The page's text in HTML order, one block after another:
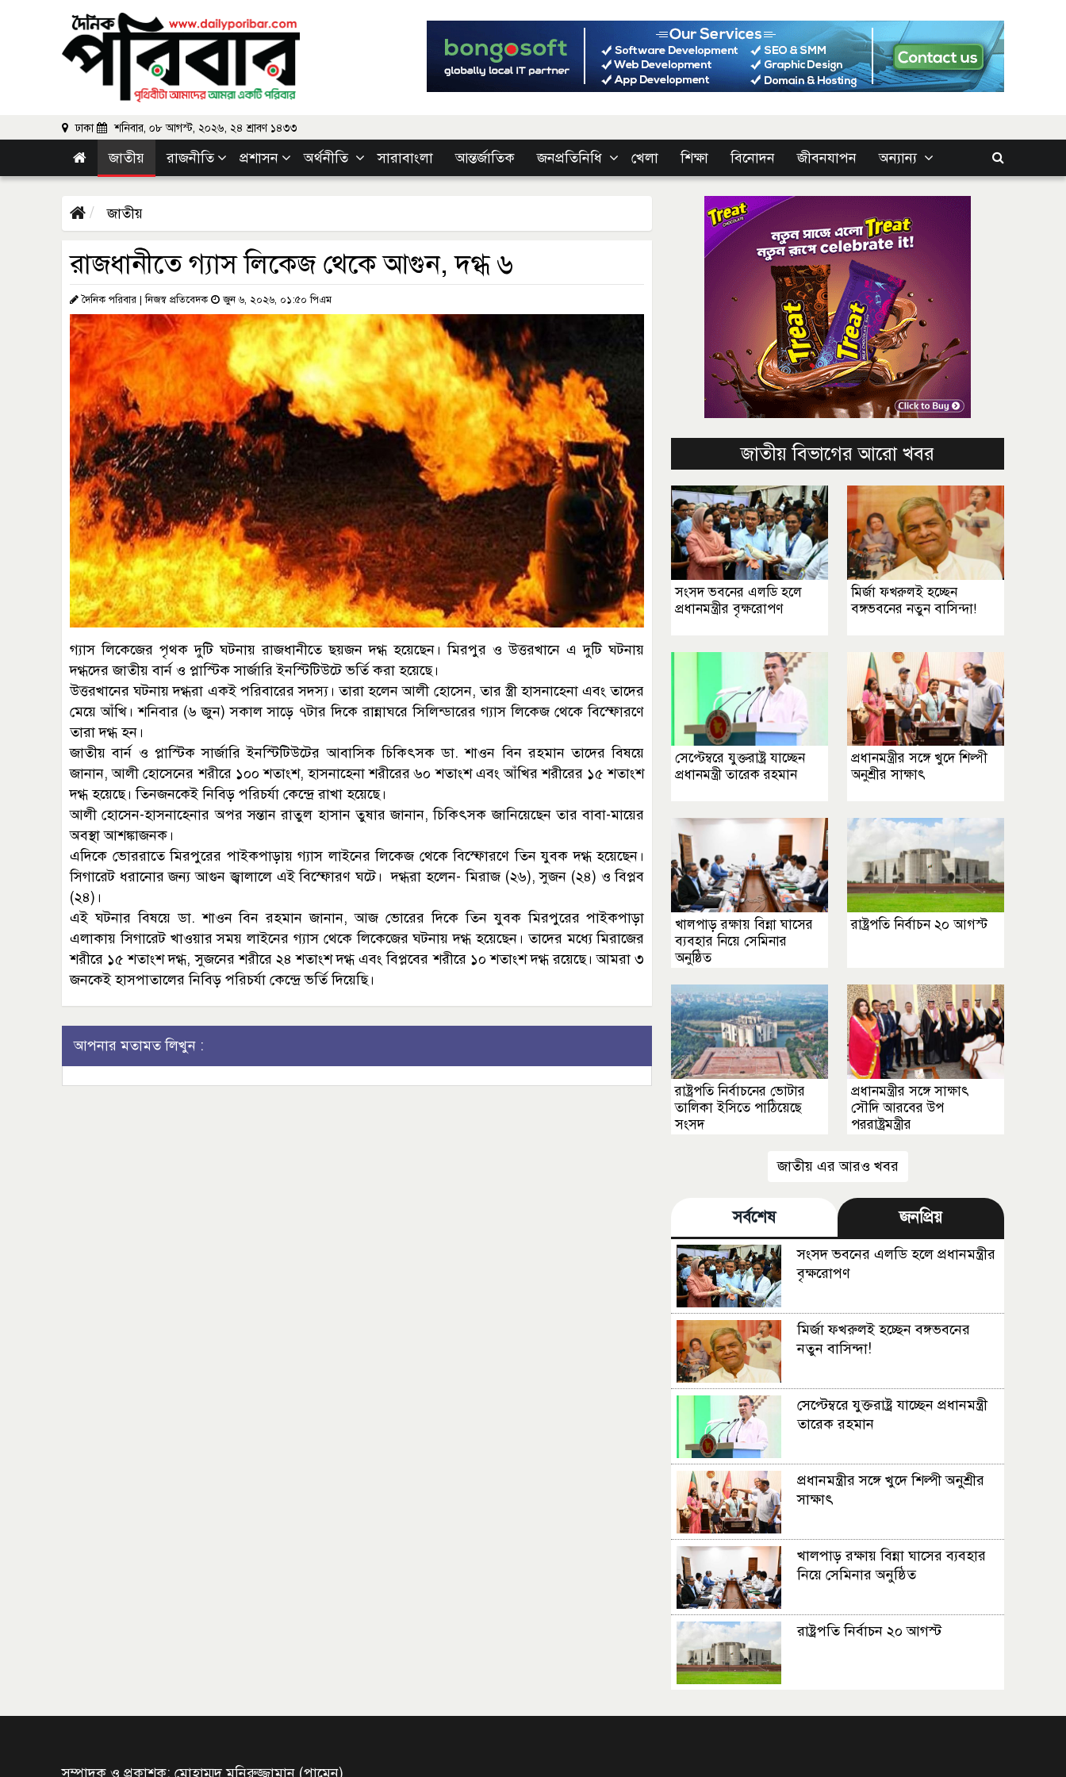
ঢাকা শনিবার, ০৮ আগস্ট, ২০২৬, ২৪ শ্রাবণ ১৪৩৩
জাতীয় রাজনীতি প্রশাসন অর্থনীতি সারাবাংলা আন্তর্জাতিক জনপ্রতিনিধি খেলা শিক্ষা বিনোদন জীবনযাপন অন্যান্য
জাতীয়
রাজধানীতে গ্যাস লিকেজ থেকে আগুন, দগ্ধ ৬
দৈনিক পরিবার | নিজস্ব প্রতিবেদক জুন ৬, ২০২৬, ০১:৫০ পিএম
গ্যাস লিকেজের পৃথক দুটি ঘটনায় রাজধানীতে ছয়জন দগ্ধ হয়েছেন। মিরপুর ও উত্তরখানে এ দুটি ঘটনায়
দগ্ধদের জাতীয় বার্ন ও প্লাস্টিক সার্জারি ইনস্টিটিউটে ভর্তি করা হয়েছে।
উত্তরখানের ঘটনায় দগ্ধরা একই পরিবারের সদস্য। তারা হলেন আলী হোসেন, তার স্ত্রী হাসনাহেনা এবং তাদের
মেয়ে আঁখি। শনিবার (৬ জুন) সকাল সাড়ে ৭টার দিকে রান্নাঘরে সিলিন্ডারের গ্যাস লিকেজ থেকে বিস্ফোরণে
তারা দগ্ধ হন।
জাতীয় বার্ন ও প্লাস্টিক সার্জারি ইনস্টিটিউটের আবাসিক চিকিৎসক ডা. শাওন বিন রহমান তাদের বিষয়ে
জানান, আলী হোসেনের শরীরে ১০০ শতাংশ, হাসনাহেনা শরীরের ৬০ শতাংশ এবং আঁখির শরীরের ১৫ শতাংশ
দগ্ধ হয়েছে। তিনজনকেই নিবিড় পরিচর্যা কেন্দ্রে রাখা হয়েছে।
আলী হোসেন-হাসনাহেনার অপর সন্তান রাতুল হাসান তুষার জানান, চিকিৎসক জানিয়েছেন তার বাবা-মায়ের
অবস্থা আশঙ্কাজনক।
এদিকে ভোররাতে মিরপুরের পাইকপাড়ায় গ্যাস লাইনের লিকেজ থেকে বিস্ফোরণে তিন যুবক দগ্ধ হয়েছেন।
সিগারেট ধরানোর জন্য আগুন জ্বালালে এই বিস্ফোরণ ঘটে। দগ্ধরা হলেন- মিরাজ (২৬), সুজন (২৪) ও বিপ্লব
(২৪)।
এই ঘটনার বিষয়ে ডা. শাওন বিন রহমান জানান, আজ ভোরের দিকে তিন যুবক মিরপুরের পাইকপাড়া
এলাকায় সিগারেট খাওয়ার সময় লাইনের গ্যাস থেকে লিকেজের ঘটনায় দগ্ধ হয়েছেন। তাদের মধ্যে মিরাজের
শরীরে ১৫ শতাংশ দগ্ধ, সুজনের শরীরে ২৪ শতাংশ দগ্ধ এবং বিপ্লবের শরীরে ১০ শতাংশ দগ্ধ রয়েছে। আমরা ৩
জনকেই হাসপাতালের নিবিড় পরিচর্যা কেন্দ্রে ভর্তি দিয়েছি।
আপনার মতামত লিখুন :
জাতীয় বিভাগের আরো খবর
সংসদ ভবনের এলডি হলে
প্রধানমন্ত্রীর বৃক্ষরোপণ
মির্জা ফখরুলই হচ্ছেন
বঙ্গভবনের নতুন বাসিন্দা!
সেপ্টেম্বরে যুক্তরাষ্ট্র যাচ্ছেন
প্রধানমন্ত্রী তারেক রহমান
প্রধানমন্ত্রীর সঙ্গে খুদে শিল্পী
অনুশ্রীর সাক্ষাৎ
খালপাড় রক্ষায় বিন্না ঘাসের
ব্যবহার নিয়ে সেমিনার
অনুষ্ঠিত
রাষ্ট্রপতি নির্বাচন ২০ আগস্ট
রাষ্ট্রপতি নির্বাচনের ভোটার
তালিকা ইসিতে পাঠিয়েছে
সংসদ
প্রধানমন্ত্রীর সঙ্গে সাক্ষাৎ
সৌদি আরবের উপ
পররাষ্ট্রমন্ত্রীর
জাতীয় এর আরও খবর
সর্বশেষ জনপ্রিয়
সংসদ ভবনের এলডি হলে প্রধানমন্ত্রীর
বৃক্ষরোপণ
মির্জা ফখরুলই হচ্ছেন বঙ্গভবনের
নতুন বাসিন্দা!
সেপ্টেম্বরে যুক্তরাষ্ট্র যাচ্ছেন প্রধানমন্ত্রী
তারেক রহমান
প্রধানমন্ত্রীর সঙ্গে খুদে শিল্পী অনুশ্রীর
সাক্ষাৎ
খালপাড় রক্ষায় বিন্না ঘাসের ব্যবহার
নিয়ে সেমিনার অনুষ্ঠিত
রাষ্ট্রপতি নির্বাচন ২০ আগস্ট
সম্পাদক ও প্রকাশক: মোহাম্মদ মনিরুজ্জামান (পামেন)